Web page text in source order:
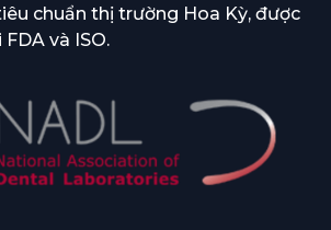
chuẩn thị trường Hoa Kỳ, được
và ISO.